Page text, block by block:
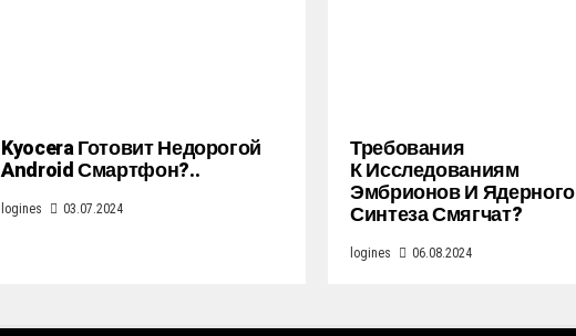
Kyocera Готовит Недорогой
Android Смартфон?..
logines 03.07.2024
Требования
К Исследованиям
Эмбрионов И Ядерного
Синтеза Смягчат?
logines 06.08.2024